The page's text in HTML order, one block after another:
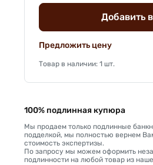
Добавить
Предложить цену
Товар в наличии: 1 шт.
100% подлинная купюра
Мы продаем только подлинные
подделкой, мы полностью вернем
стоимость экспертизы.
По запросу мы можем оформить
подлинности на любой товар из